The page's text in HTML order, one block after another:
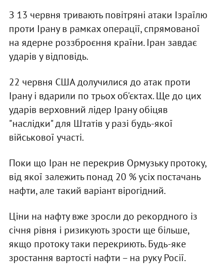
З 13 червня тривають повітряні атаки Ізраїлю
проти Ірану в рамках операції, спрямованої
на ядерне роззброєння країни. Іран завдає
ударів у відповідь.
22 червня США долучилися до атак проти
Ірану і вдарили по трьох об'єктах. Ще до цих
ударів верховний лідер Ірану обіцяв
"наслідки" для Штатів у разі будь-якої
військової участі.
Поки що Іран не перекрив Ормузьку протоку,
від якої залежить понад 20 % усіх постачань
нафти, але такий варіант вірогідний.
Ціни на нафту вже зросли до рекордного із
січня рівня і ризикують зрости ще більше,
якщо протоку таки перекриють. Будь-яке
зростання вартості нафти – на руку Росії.